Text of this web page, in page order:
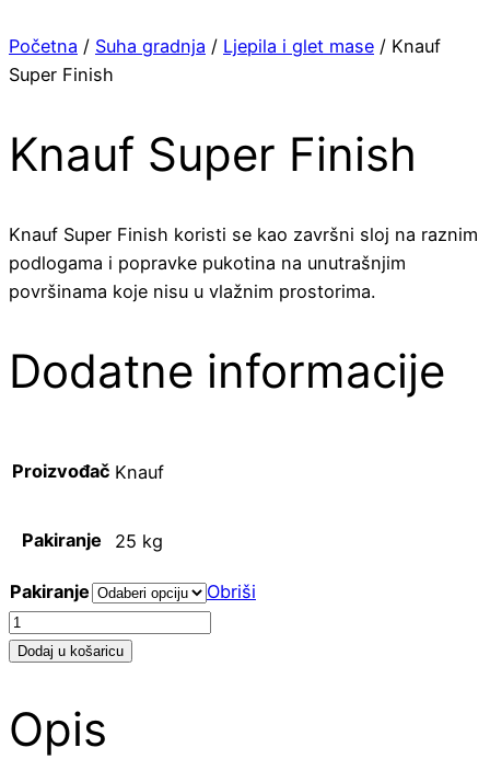
Početna / Suha gradnja / Ljepila i glet mase / Knauf
Super Finish
Knauf Super Finish
Knauf Super Finish koristi se kao završni sloj na raznim
podlogama i popravke pukotina na unutrašnjim
površinama koje nisu u vlažnim prostorima.
Dodatne informacije
Proizvođač Knauf
Pakiranje 25 kg
Pakiranje
Obriši
Knauf
Super
Dodaj u košaricu
Opis